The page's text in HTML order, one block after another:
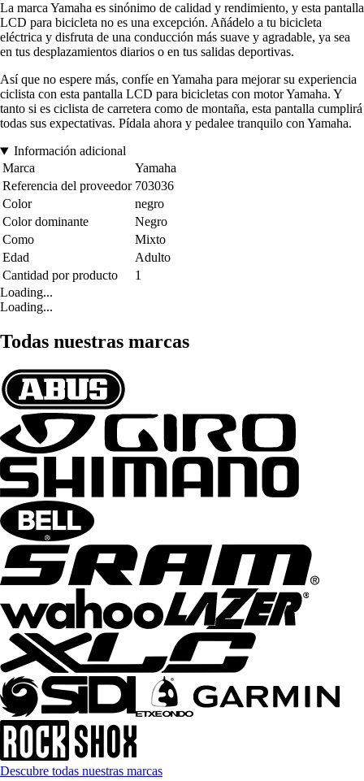
La marca Yamaha es sinónimo de calidad y rendimiento, y esta pantalla
LCD para bicicleta no es una excepción. Añádelo a tu bicicleta
eléctrica y disfruta de una conducción más suave y agradable, ya sea
en tus desplazamientos diarios o en tus salidas deportivas.
Así que no espere más, confíe en Yamaha para mejorar su experiencia
ciclista con esta pantalla LCD para bicicletas con motor Yamaha. Y
tanto si es ciclista de carretera como de montaña, esta pantalla cumplirá
todas sus expectativas. Pídala ahora y pedalee tranquilo con Yamaha.
Información adicional
Marca
Yamaha
Referencia del proveedor 703036
Color
negro
Color dominante
Negro
Como
Mixto
Edad
Adulto
Cantidad por producto
1
Loading...
Loading...
Todas nuestras marcas
Descubre todas nuestras marcas